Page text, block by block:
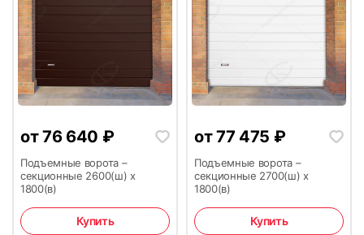
от76 640 ₽
Подъемные ворота –
секционные 2600(ш) х
1800(в)
Купить
от77 475 ₽
Подъемные ворота –
секционные 2700(ш) х
1800(в)
Купить